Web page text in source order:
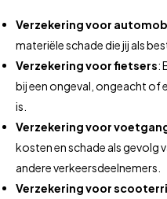
Verzekering voor
materiële schade die jij als
Verzekering voor fietsers:
bij een ongeval, ongeacht
is.
Verzekering voor
kosten en schade als gevolg
andere verkeersdeelnemers.
Verzekering voor